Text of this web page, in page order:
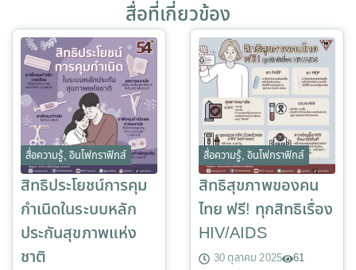
สื่อที่เกี่ยวข้อง
สื่อความรู้, อินโฟกราฟิกส์
สิทธิประโยชน์การคุม
กำเนิดในระบบหลัก
ประกันสุขภาพแห่ง
ชาติ
สื่อความรู้, อินโฟกราฟิกส์
สิทธิสุขภาพของคน
ไทย ฟรี! ทุกสิทธิเรื่อง
HIV/AIDS
30 ตุลาคม 2025 61